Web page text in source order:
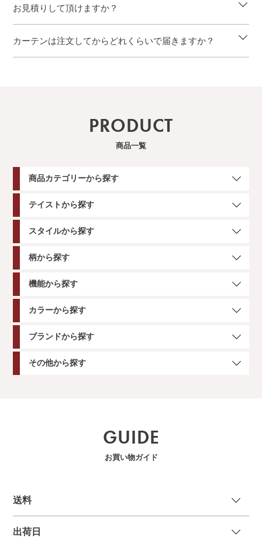
お見積りして頂けますか？
カーテンは注文してからどれくらいで届きますか？
PRODUCT
商品一覧
商品カテゴリーから探す
テイストから探す
スタイルから探す
柄から探す
機能から探す
カラーから探す
ブランドから探す
その他から探す
GUIDE
お買い物ガイド
送料
出荷日